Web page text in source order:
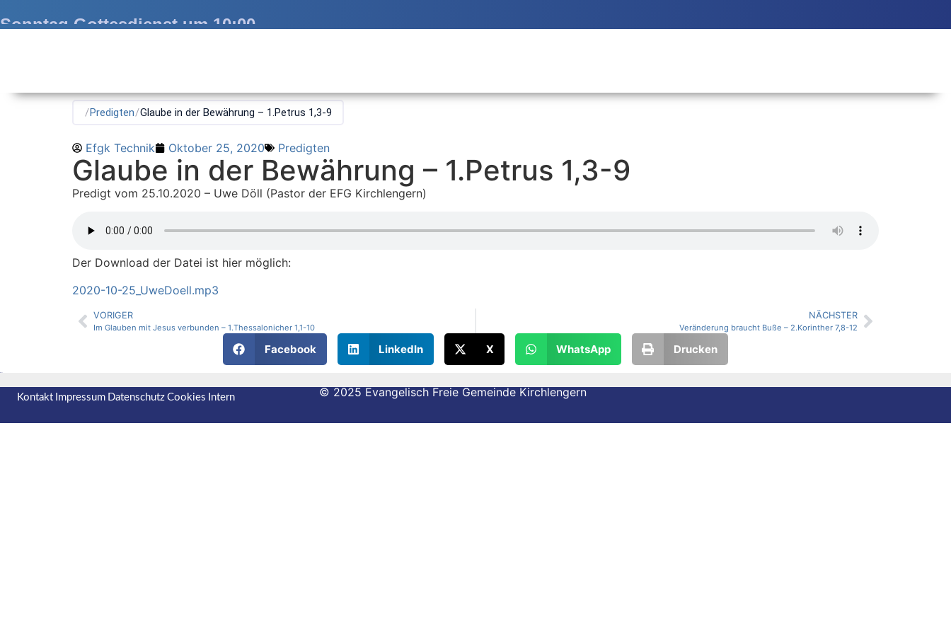
Sonntag Gottesdienst um 10:00
/Predigten/Glaube in der Bewährung – 1.Petrus 1,3-9
Efgk Technik Oktober 25, 2020 Predigten
Glaube in der Bewährung – 1.Petrus 1,3-9
Predigt vom 25.10.2020 – Uwe Döll (Pastor der EFG Kirchlengern)
Der Download der Datei ist hier möglich:
2020-10-25_UweDoell.mp3
VORIGER
Im Glauben mit Jesus verbunden – 1.Thessalonicher 1,1-10
NÄCHSTER
Veränderung braucht Buße – 2.Korinther 7,8-12
Facebook LinkedIn X WhatsApp Drucken
Kontakt Impressum Datenschutz Cookies Intern © 2025 Evangelisch Freie Gemeinde Kirchlengern